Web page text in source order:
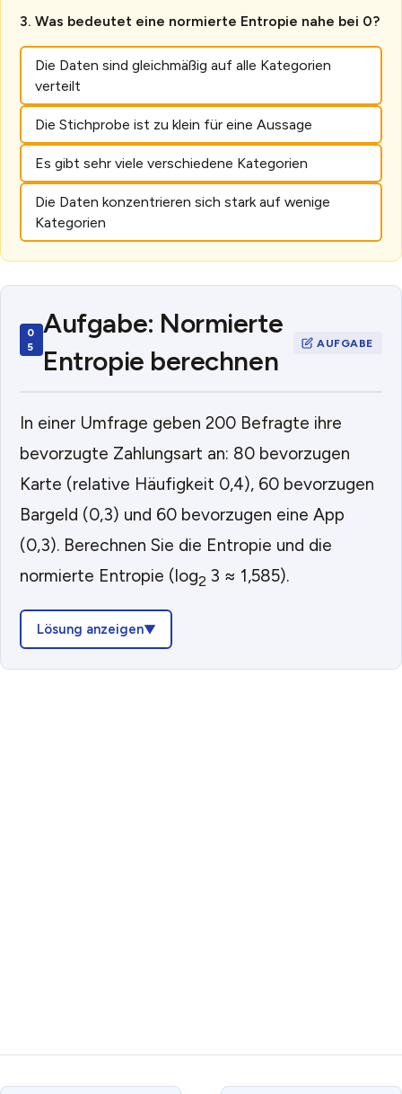
Was bedeutet eine normierte Entropie nahe bei 0?
Die Daten sind gleichmäßig auf alle Kategorien
verteilt
Die Stichprobe ist zu klein für eine Aussage
Es gibt sehr viele verschiedene Kategorien
Die Daten konzentrieren sich stark auf wenige
Kategorien
Aufgabe: Normierte
Entropie berechnen
In einer Umfrage geben 200 Befragte ihre
bevorzugte Zahlungsart an: 80 bevorzugen
Karte (relative Häufigkeit 0,4), 60 bevorzugen
Bargeld (0,3) und 60 bevorzugen eine App
(0,3). Berechnen Sie die Entropie und die
normierte Entropie (log2 3 ≈ 1,585).
Lösung anzeigen